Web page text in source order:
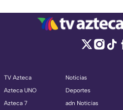
TV Azteca
Azteca UNO
Azteca 7
Noticias
Deportes
adn Noticias